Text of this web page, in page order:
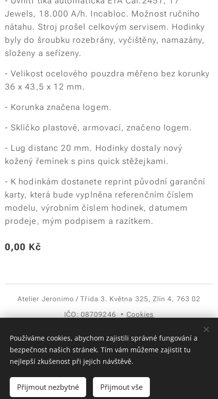
Jewels, 18.000 A/h. Incabloc. Možnost ručního
nátahu. Stroj prošel celkovým servisem. Hodinky
byly do šroubku rozebrány, vyčištěny, namazány,
složeny a seřízeny.
- Velikost ocelového pouzdra měřeno bez korunky
36 x 43,5 x 12 mm.
- Korunka značena logem.
- Sklíčko plastové, armovací, značeno logem.
- Lug distanc 20 mm. Hodinky dostaly nový
kožený řemínek s pins quick stěžejkami.
- K hodinkám dostanete reprint původní garanční
karty, která bude vyplněna referenčním číslem
modelu, výrobním číslem hodinek, datumem
prodeje, mým podpisem a razítkem.
0,00 Kč
Vyprodáno
Atelier Jeronimo / Třida 3. Května 325, Zlín 4, 763 02
IČO: 08709246
Cookies
Jazyky
Čeština
English
Používáme cookies, abychom zajistili správné fungování a
bezpečnost našich stránek. Tím vám můžeme zajistit tu
nejlepší zkušenost při jejich návštěvě.
Přijmout nezbytné Přijmout vše